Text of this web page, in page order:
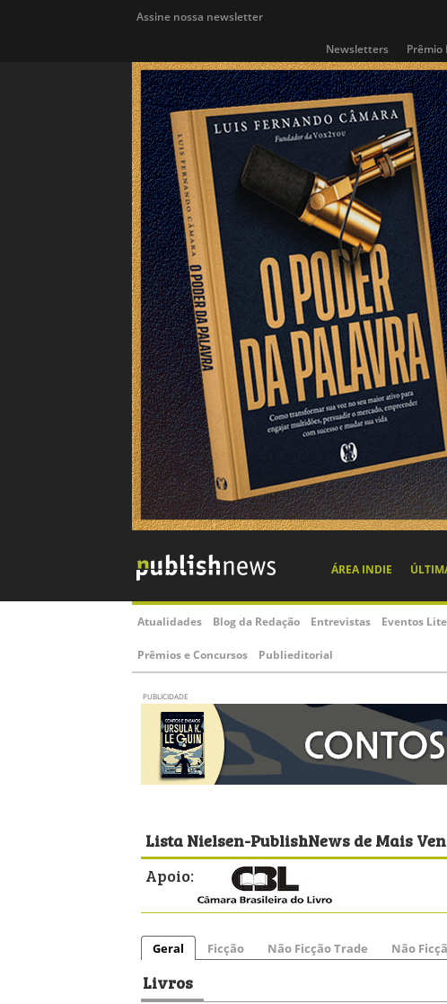
Assine nossa newsletter
Newsletters Prêmio
ÁREA INDIE
Atualidades Blog da Redação Entrevistas Eventos
Prêmios e Concursos Publieditorial
PUBLICIDADE
Lista Nielsen-PublishNews de Mais
Apoio:
Geral Ficção Não Ficção Trade Não
Livros